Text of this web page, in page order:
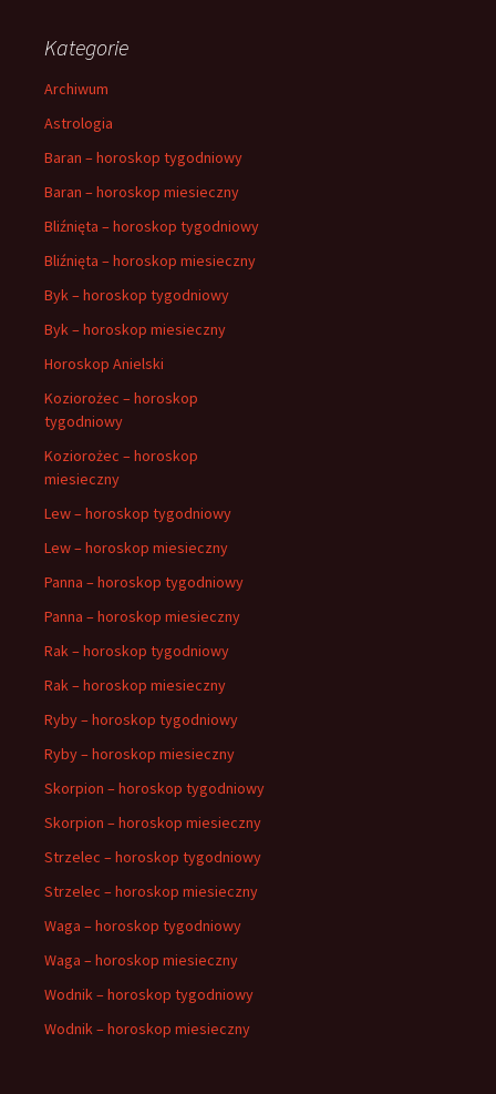
Kategorie
Archiwum
Astrologia
Baran – horoskop tygodniowy
Baran – horoskop miesieczny
Bliźnięta – horoskop tygodniowy
Bliźnięta – horoskop miesieczny
Byk – horoskop tygodniowy
Byk – horoskop miesieczny
Horoskop Anielski
Koziorożec – horoskop
tygodniowy
Koziorożec – horoskop
miesieczny
Lew – horoskop tygodniowy
Lew – horoskop miesieczny
Panna – horoskop tygodniowy
Panna – horoskop miesieczny
Rak – horoskop tygodniowy
Rak – horoskop miesieczny
Ryby – horoskop tygodniowy
Ryby – horoskop miesieczny
Skorpion – horoskop tygodniowy
Skorpion – horoskop miesieczny
Strzelec – horoskop tygodniowy
Strzelec – horoskop miesieczny
Waga – horoskop tygodniowy
Waga – horoskop miesieczny
Wodnik – horoskop tygodniowy
Wodnik – horoskop miesieczny